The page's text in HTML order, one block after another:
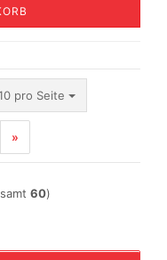
pro Seite
Seite
»
60)